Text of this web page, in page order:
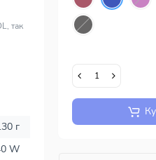
так
г
W